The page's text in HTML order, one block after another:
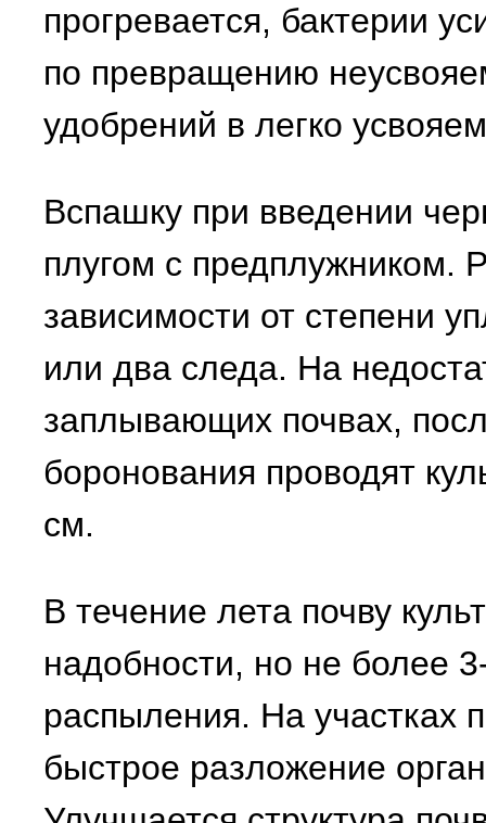
прогревается, бактерии
по превращению
удобрений в легко
Вспашку при введении
плугом с предплужником.
зависимости от степени
или два следа. На
заплывающих почвах,
боронования проводят
см.
В течение лета почву
надобности, но не более
распыления. На участках
быстрое разложение